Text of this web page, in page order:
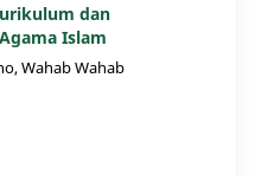
dan
Islam
Wahab Wahab